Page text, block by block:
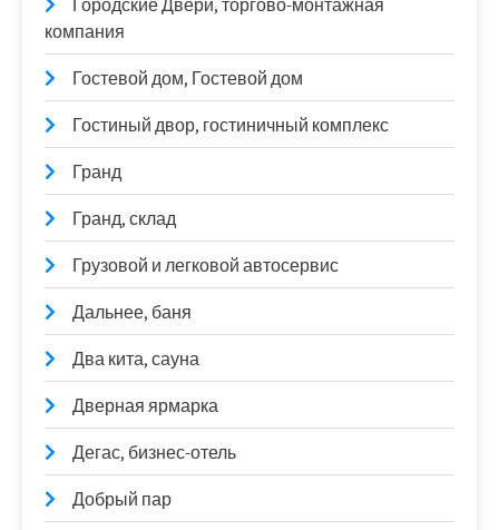
Городские Двери, торгово-монтажная
компания
Гостевой дом, Гостевой дом
Гостиный двор, гостиничный комплекс
Гранд
Гранд, склад
Грузовой и легковой автосервис
Дальнее, баня
Два кита, сауна
Дверная ярмарка
Дегас, бизнес-отель
Добрый пар